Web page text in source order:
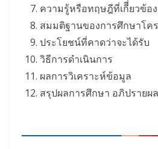
ความรู้หรือทฤษฎีที่เกีี่ยวข้อง
สมมติฐานของการศึกษาโค
ประโยชน์ที่คาดว่าจะได้รับ
วิธีการดำเนินการ
ผลการวิเคราะห์ข้อมูล
สรุปผลการศึกษา อภิปรายผ